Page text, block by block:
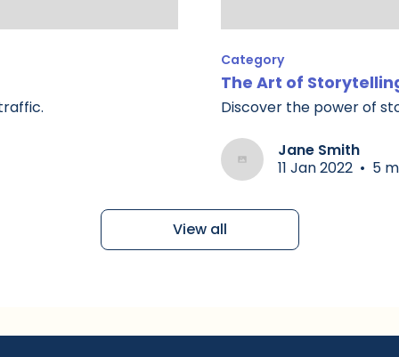
Category
The Art of
Discover the power of
Jane Smith
11 Jan 2022 • 5
View all